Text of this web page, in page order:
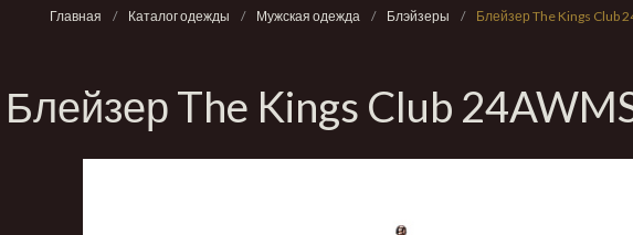
Главная / Каталог одежды / Мужская одежда / Блэйзеры / Блейзер The Kings Club
Блейзер The Kings Club